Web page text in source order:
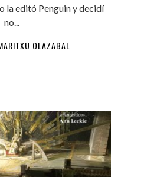
la editó Penguin y decidí
no...
OLAZABAL